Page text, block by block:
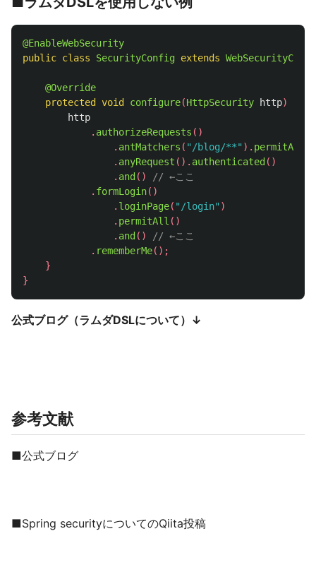
@EnableWebSecurity
public class SecurityConfig extends
@Override
protected
void configure(HttpSecurity http)
http
. authorizeRequests ()
. antMatchers ( "/blog/**" ). permitAll
. anyRequest (). authenticated ()
. and ()
// ←ここ
. formLogin()
. loginPage( "/login" )
. permitAll ()
. and ()
// ←ここ
. rememberMe();
}
}
公式ブログ（ラムダDSLについて）↓
参考文献
■公式ブログ
■Spring securityについてのQiita投稿